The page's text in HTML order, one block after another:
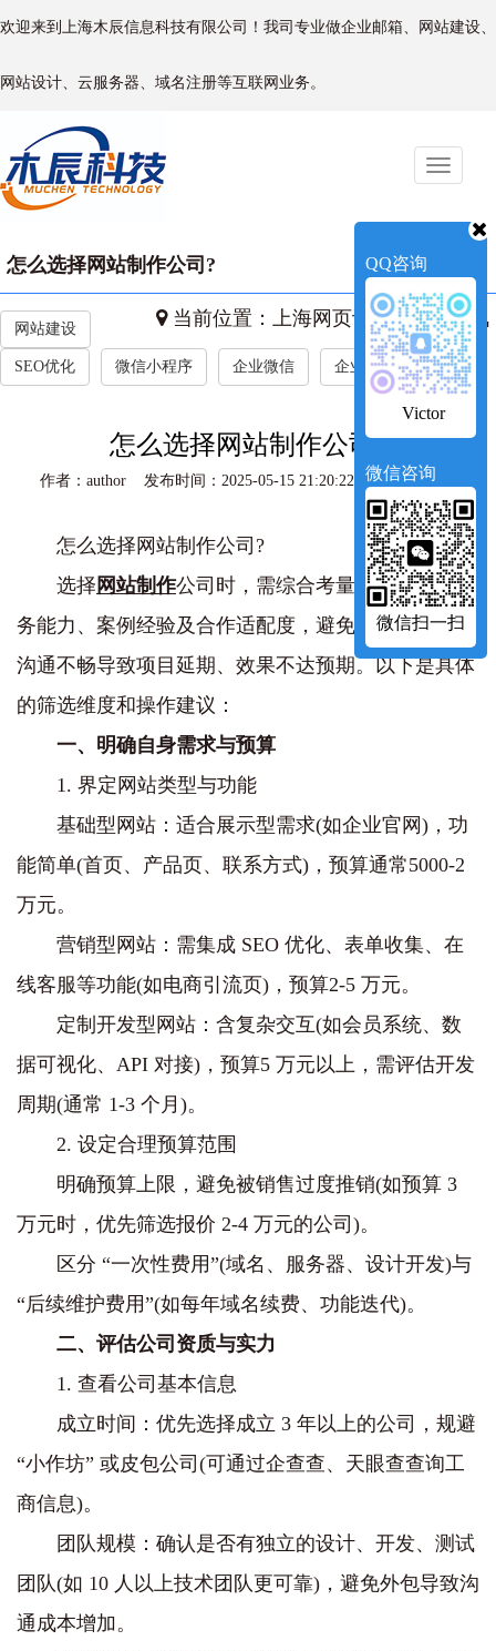
欢迎来到上海木辰信息科技有限公司！我司专业做企业邮箱、网站建设、
网站设计、云服务器、域名注册等互联网业务。
Toggle
怎么选择网站制作公司?
当前位置： 上海网页设计->新闻资讯
网站建设
SEO优化 微信小程序 企业微信 企业新闻
怎么选择网站制作公司?
作者：author 发布时间：2025-05-15 21:20:22 访问量：631
怎么选择网站制作公司?
选择 网站制作公司时，需综合考量公司实力、服
务能力、案例经验及合作适配度，避免因技术短板或
沟通不畅导致项目延期、效果不达预期。以下是具体
的筛选维度和操作建议：
一、明确自身需求与预算
1. 界定网站类型与功能
基础型网站：适合展示型需求(如企业官网)，功
能简单(首页、产品页、联系方式)，预算通常5000-2
万元。
营销型网站：需集成 SEO 优化、表单收集、在
线客服等功能(如电商引流页)，预算2-5 万元。
定制开发型网站：含复杂交互(如会员系统、数
据可视化、API 对接)，预算5 万元以上，需评估开发
周期(通常 1-3 个月)。
2. 设定合理预算范围
明确预算上限，避免被销售过度推销(如预算 3
万元时，优先筛选报价 2-4 万元的公司)。
区分 “一次性费用”(域名、服务器、设计开发)与
“后续维护费用”(如每年域名续费、功能迭代)。
二、评估公司资质与实力
1. 查看公司基本信息
成立时间：优先选择成立 3 年以上的公司，规避
“小作坊” 或皮包公司(可通过企查查、天眼查查询工
商信息)。
团队规模：确认是否有独立的设计、开发、测试
团队(如 10 人以上技术团队更可靠)，避免外包导致沟
通成本增加。
QQ咨询
Victor
微信咨询
微信扫一扫